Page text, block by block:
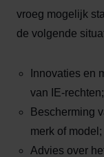
vroeg mogelijk
de volgende
Innovaties en
van IE-rechten;
Bescherming
merk of model;
Advies over